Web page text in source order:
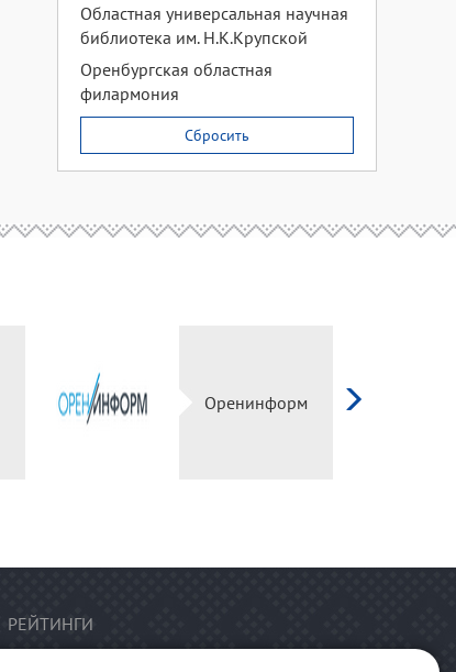
Областная универсальная научная
библиотека им. Н.К.Крупской
Оренбургская областная
филармония
Сбросить
Оренинформ
РЕЙТИНГИ